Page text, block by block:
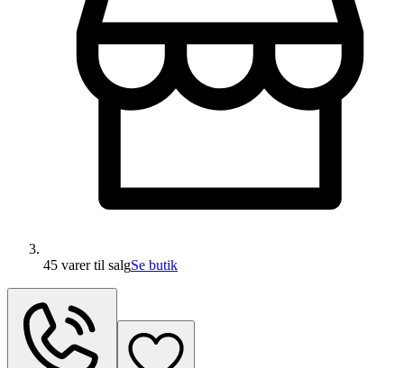
45 varertil salgSe butik